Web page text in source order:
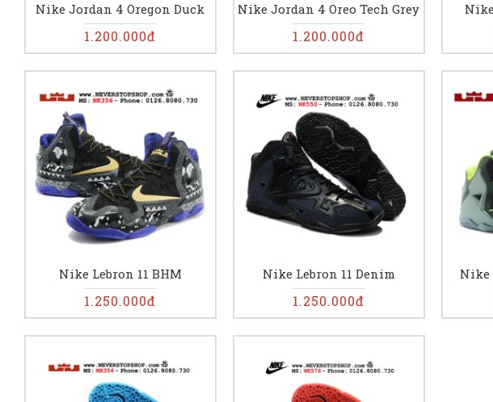
Nike Jordan 4 Oregon Duck
1.200.000đ
Nike Jordan 4 Oreo Tech Grey
1.200.000đ
Nike Lebron 11 BHM
1.250.000đ
Nike Lebron 11 Denim
1.250.000đ
Nike